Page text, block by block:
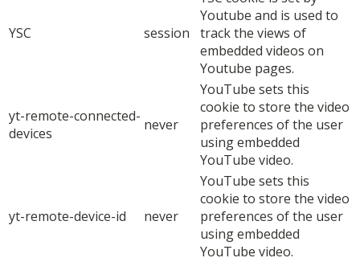
YSC session
Youtube and is used to
track the views of
embedded videos on
Youtube pages.
yt-remote-connected-
devices
never
YouTube sets this
cookie to store the video
preferences of the user
using embedded
YouTube video.
yt-remote-device-id never
YouTube sets this
cookie to store the video
preferences of the user
using embedded
YouTube video.